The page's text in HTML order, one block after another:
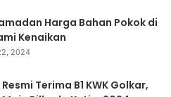
Harga Bahan Pokok di
Kenaikan
2024
Terima B1 KWK Golkar,